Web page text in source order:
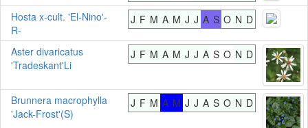
Hosta x-cult. 'El-Nino'-
R-
J F M A M J J A S O N D
Aster divaricatus
'Tradeskant'Li
J F M A M J J A S O N D
Brunnera macrophylla
'Jack-Frost'(S)
J F M A M J J A S O N D